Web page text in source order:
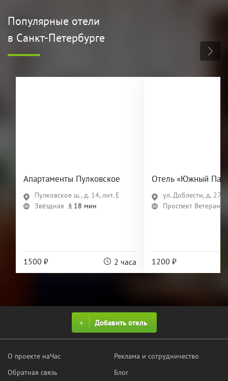
Популярные отели
в Санкт-Петербурге
Апартаменты Пулковское
Пулковское ш., д. 14, лит. Е
Звёздная
18 мин
1500 ₽ 2 часа
Отель «Южный
ул. Доблести, д. 27,
Проспект Ветеранов
1200 ₽
Добавить отель
О проекте наЧас
Обратная связь
Реклама и сотрудничество
Блог